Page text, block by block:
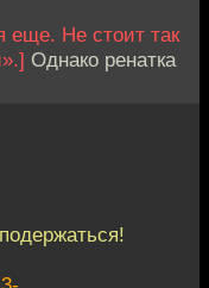
еще. Не стоит так
Однако ренатка